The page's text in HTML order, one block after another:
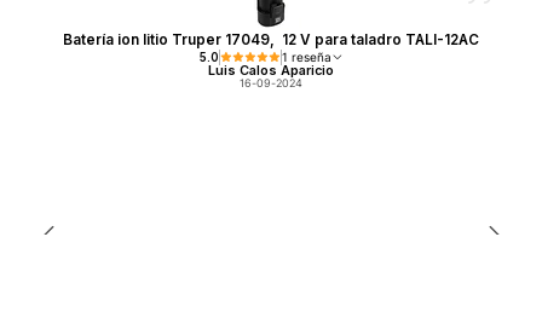
Batería ion litio Truper 17049, 12 V para taladro TALI-12AC
5.0 1 reseña
Luis Calos Aparicio
16-09-2024